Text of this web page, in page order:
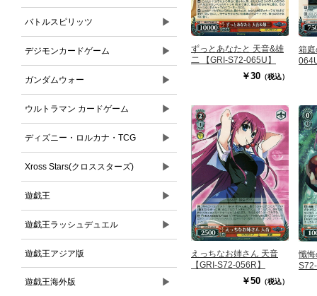
バトルスピリッツ ▶
デジモンカードゲーム ▶
ガンダムウォー ▶
ウルトラマン カードゲーム ▶
ディズニー・ロルカナ・TCG ▶
Xross Stars(クロススターズ) ▶
遊戯王 ▶
遊戯王ラッシュデュエル ▶
遊戯王アジア版
遊戯王海外版 ▶
ずっとあなたと 天音&雄
二 【GRI-S72-065U】
￥30 （税込）
箱
えっちなお姉さん 天音
【GRI-S72-056R】
￥50 （税込）
懺